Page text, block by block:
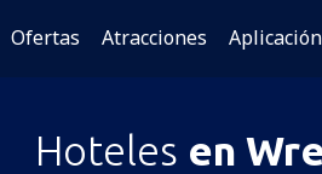
Ofertas Atracciones
Hoteles en